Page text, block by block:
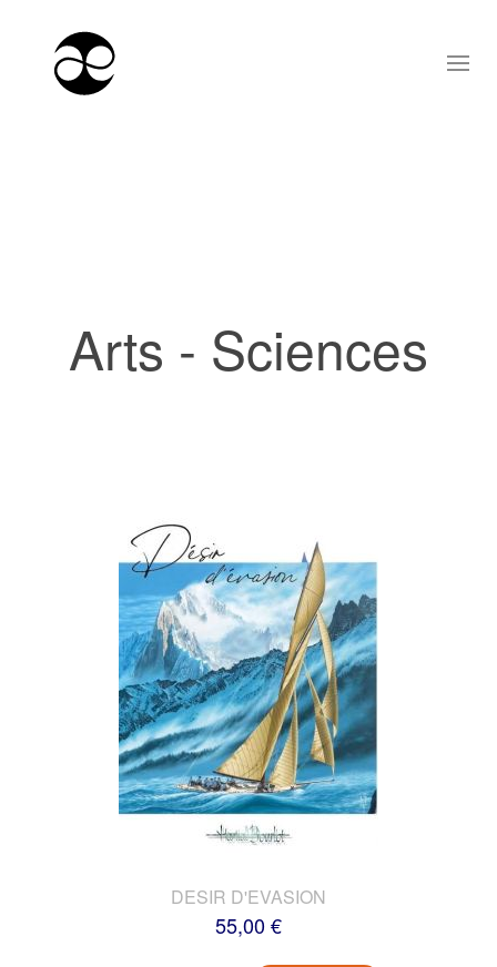
Arts - Sciences
DESIR D'EVASION
55,00 €